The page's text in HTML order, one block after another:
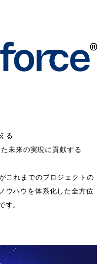
る
未来の実現に貢献する
これまでのプロジェクトの
ウハウを体系化した全⽅位
す。